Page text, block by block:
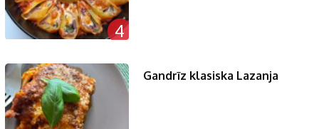
4
Gandrīz klasiska Lazanja